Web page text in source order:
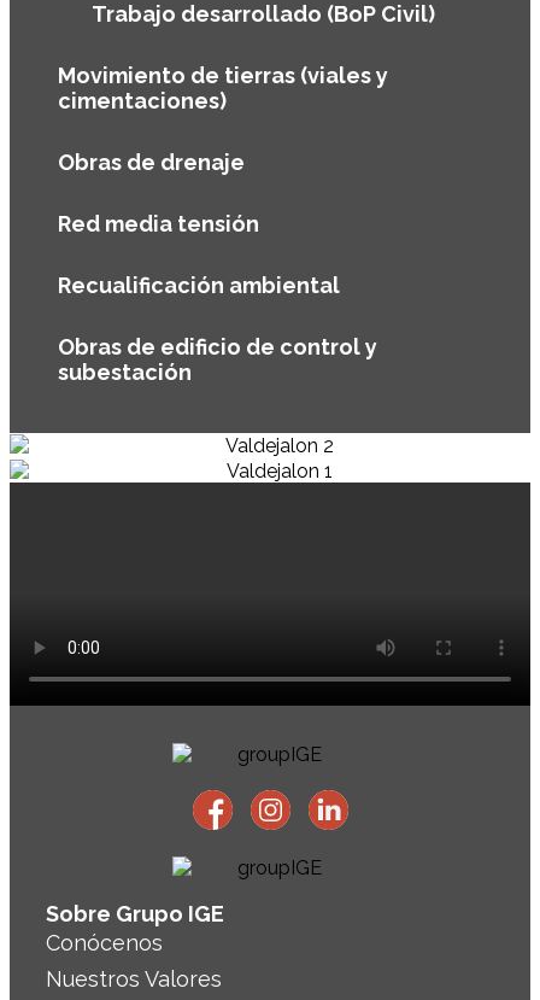
Trabajo desarrollado (BoP Civil)
Movimiento de tierras (viales y
cimentaciones)
Obras de drenaje
Red media tensión
Recualificación ambiental
Obras de edificio de control y
subestación
Sobre Grupo IGE
Conócenos
Nuestros Valores